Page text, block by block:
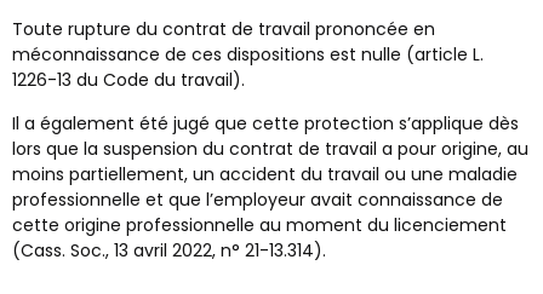
Toute rupture du contrat de travail prononcée en
méconnaissance de ces dispositions est nulle (article L.
1226-13 du Code du travail).
Il a également été jugé que cette protection s’applique dès
lors que la suspension du contrat de travail a pour origine, au
moins partiellement, un accident du travail ou une maladie
professionnelle et que l’employeur avait connaissance de
cette origine professionnelle au moment du licenciement
(Cass. Soc., 13 avril 2022, n° 21-13.314).